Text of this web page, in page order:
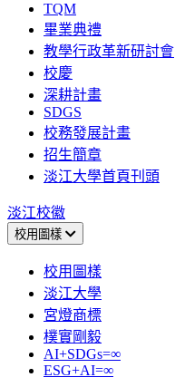
TQM
畢業典禮
教學行政革新研討會
校慶
深耕計畫
SDGS
校務發展計畫
招生簡章
淡江大學首頁刊頭
淡江校徽
校用圖樣
校用圖樣
淡江大學
宮燈商標
樸實剛毅
AI+SDGs=∞
ESG+AI=∞